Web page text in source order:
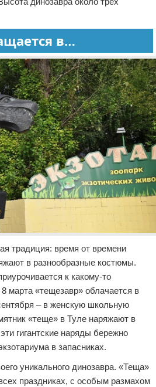
в…
традиция: время от времени
в разнообразные костюмы.
к какому-то
марта «тещезавр» облачается в
– в женскую школьную
«теще» в Туле наряжают в
гигантские наряды бережно
в запасниках.
уникального динозавра. «Теща»
праздниках, с особым размахом